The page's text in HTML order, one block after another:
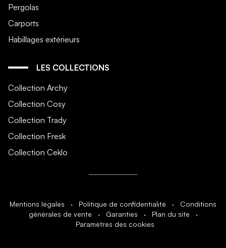
Pergolas
Carports
Habillages extérieurs
LES COLLECTIONS
Collection Archy
Collection Cosy
Collection Trady
Collection Fresk
Collection Ceklo
Mentions légales · Politique de confidentialité ·
Conditions
générales de vente
· Garanties · Plan du site
·
Paramètres des cookies